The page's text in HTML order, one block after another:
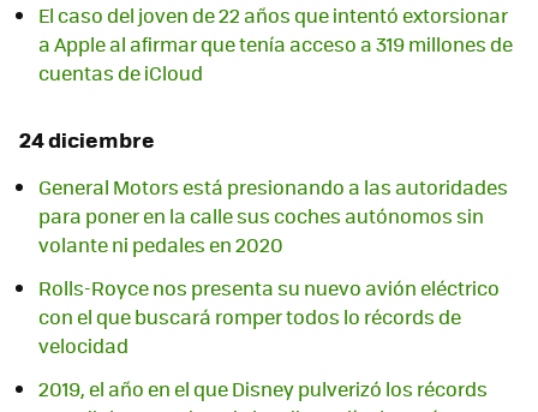
El caso del joven de 22 años que intentó extorsionar
a Apple al afirmar que tenía acceso a 319 millones de
cuentas de iCloud
24 diciembre
General Motors está presionando a las autoridades
para poner en la calle sus coches autónomos sin
volante ni pedales en 2020
Rolls-Royce nos presenta su nuevo avión eléctrico
con el que buscará romper todos lo récords de
velocidad
2019, el año en el que Disney pulverizó los récords